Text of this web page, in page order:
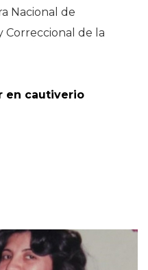
Nacional de
Correccional de la
en cautiverio